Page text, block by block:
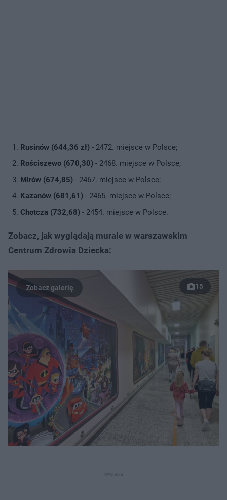
Rusinów (644,36 zł) - 2472. miejsce w Polsce;
Rościszewo (670,30) - 2468. miejsce w Polsce;
Mirów (674,85) - 2467. miejsce w Polsce;
Kazanów (681,61) - 2465. miejsce w Polsce;
Chotcza (732,68) - 2454. miejsce w Polsce.
Zobacz, jak wyglądają murale w warszawskim
Centrum Zdrowia Dziecka:
15